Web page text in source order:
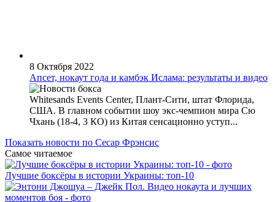
8 Октября 2022
Апсет, нокаут года и камбэк Ислама: результаты и видео
Whitesands Events Center, Плант-Сити, штат Флорида,
США. В главном событии шоу экс-чемпион мира Сю
Чхань (18-4, 3 КО) из Китая сенсационно уступ...
Показать новости по Сесар Фрэнсис
Самое читаемое
Лучшие боксёры в истории Украины: топ-10